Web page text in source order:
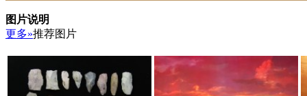
图片说明
更多»推荐图片